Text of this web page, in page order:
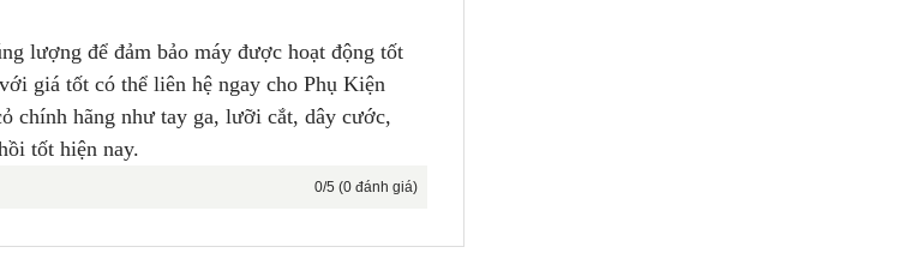
lượng để đảm bảo máy được hoạt động tốt
giá tốt có thể liên hệ ngay cho Phụ Kiện
chính hãng như tay ga, lưỡi cắt, dây cước,
tốt hiện nay.
0/5 (0 đánh giá)